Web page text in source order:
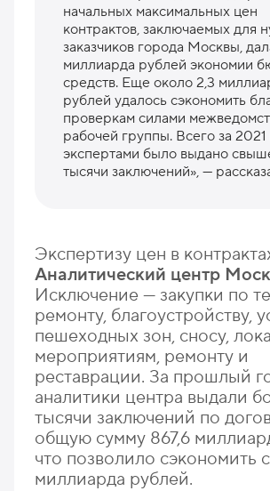
начальных максимальных цен
контрактов, заключаемых для
заказчиков города Москвы,
миллиарда рублей экономии
средств. Еще около 2,3
рублей удалось сэкономить
проверкам силами
рабочей группы. Всего за 2021
экспертами было выдано
тысячи заключений», —
Экспертизу цен в
Аналитический центр
Исключение — закупки по
ремонту, благоустройству,
пешеходных зон, сносу,
мероприятиям, ремонту и
реставрации. За прошлый
аналитики центра выдали
тысячи заключений по
общую сумму 867,6
что позволило сэкономить
миллиарда рублей.